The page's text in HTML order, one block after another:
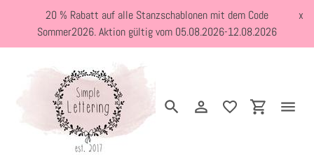
Inhalt
20 % Rabatt auf alle Stanzschablonen mit dem Code
Sommer2026. Aktion gültig vom 05.08.2026-12.08.2026
x
SuchenEinloggen